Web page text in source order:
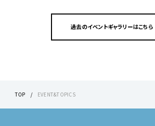
過去のイベントギャラリーはこちら
TOP EVENT&TOPICS